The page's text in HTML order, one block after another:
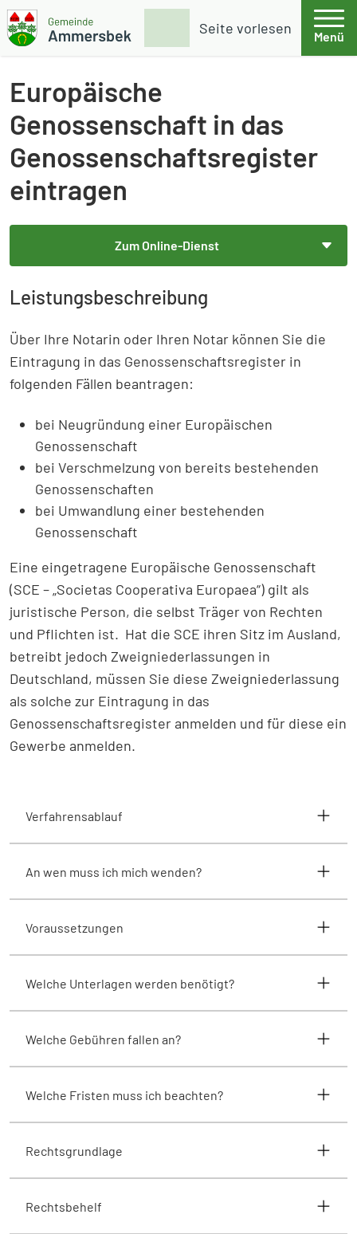
Weiter zum Inhalt
Skip to footer
Seite vorlesen
Suche
Menü
Europäische
Genossenschaft in das
Genossenschaftsregister
eintragen
Zum Online-Dienst
Leistungsbeschreibung
Über Ihre Notarin oder Ihren Notar können Sie die
Eintragung in das Genossenschaftsregister in
folgenden Fällen beantragen:
bei Neugründung einer Europäischen
Genossenschaft
bei Verschmelzung von bereits bestehenden
Genossenschaften
bei Umwandlung einer bestehenden
Genossenschaft
Eine eingetragene Europäische Genossenschaft
(SCE – „Societas Cooperativa Europaea“) gilt als
juristische Person, die selbst Träger von Rechten
und Pflichten ist. Hat die SCE ihren Sitz im Ausland,
betreibt jedoch Zweigniederlassungen in
Deutschland, müssen Sie diese Zweigniederlassung
als solche zur Eintragung in das
Genossenschaftsregister anmelden und für diese ein
Gewerbe anmelden.
Verfahrensablauf
An wen muss ich mich wenden?
Voraussetzungen
Welche Unterlagen werden benötigt?
Welche Gebühren fallen an?
Welche Fristen muss ich beachten?
Rechtsgrundlage
Rechtsbehelf